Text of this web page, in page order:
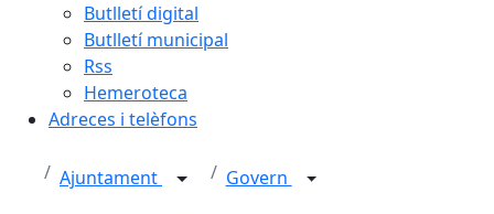
Butlletí digital
Butlletí municipal
Rss
Hemeroteca
Adreces i telèfons
Ajuntament Govern